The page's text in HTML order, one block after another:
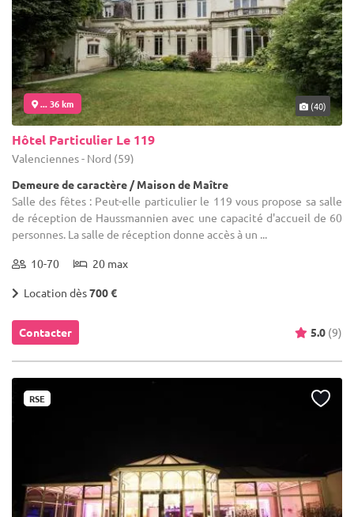
... 36 km (40)
Hôtel Particulier Le 119
Valenciennes - Nord (59)
Demeure de caractère / Maison de Maître
Salle des fêtes : Peut-elle particulier le 119 vous propose sa salle
de réception de Haussmannien avec une capacité d'accueil de 60
personnes. La salle de réception donne accès à un ...
10-70 20 max
Location dès700 €
Contacter 5.0 (9)
RSE